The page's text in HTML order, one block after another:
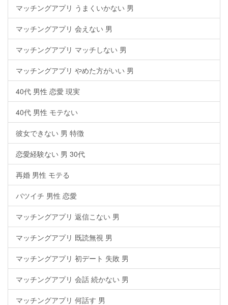
マッチングアプリ うまくいかない 男
マッチングアプリ 会えない 男
マッチングアプリ マッチしない 男
マッチングアプリ やめた方がいい 男
40代 男性 恋愛 現実
40代 男性 モテない
彼女できない 男 特徴
恋愛経験ない 男 30代
再婚 男性 モテる
バツイチ 男性 恋愛
マッチングアプリ 返信こない 男
マッチングアプリ 既読無視 男
マッチングアプリ 初デート 失敗 男
マッチングアプリ 会話 続かない 男
マッチングアプリ 何話す 男